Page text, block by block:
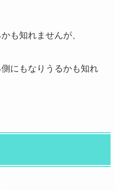
も知れませんが、
にもなりうるかも知れ